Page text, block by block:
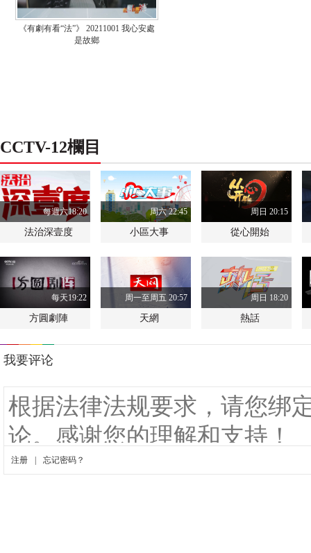
《有劇有看“法”》 20211001 我心安處
是故鄉
CCTV-12欄目
每週六18:20
法治深壹度
每天19:22
方圓劇陣
周六 22:45
小區大事
周一至周五 20:57
天網
周日 20:15
從心開始
周日 18:20
熱話